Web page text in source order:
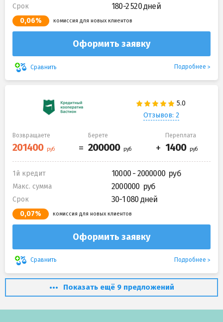
Срок 180-2 520 дней
0,06% комиссия для новых клиентов
Оформить заявку
Сравнить Подробнее
Отзывов: 2
Возвращаете Берете Переплата
1й кредит 10000 - 2000000
Макс. сумма 2000000
Срок 30-1 080 дней
0,07% комиссия для новых клиентов
Оформить заявку
Сравнить Подробнее
Показать ещё 9 предложений